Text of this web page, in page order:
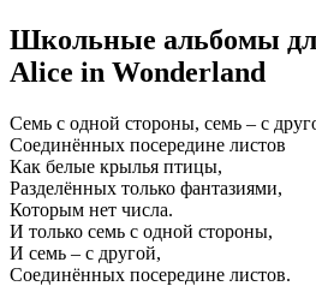
Школьные альбомы
Alice in Wonderland
Семь с одной стороны, семь – с
Соединённых посередине листов
Как белые крылья птицы,
Разделённых только фантазиями,
Которым нет числа.
И только семь с одной стороны,
И семь – с другой,
Соединённых посередине листов.